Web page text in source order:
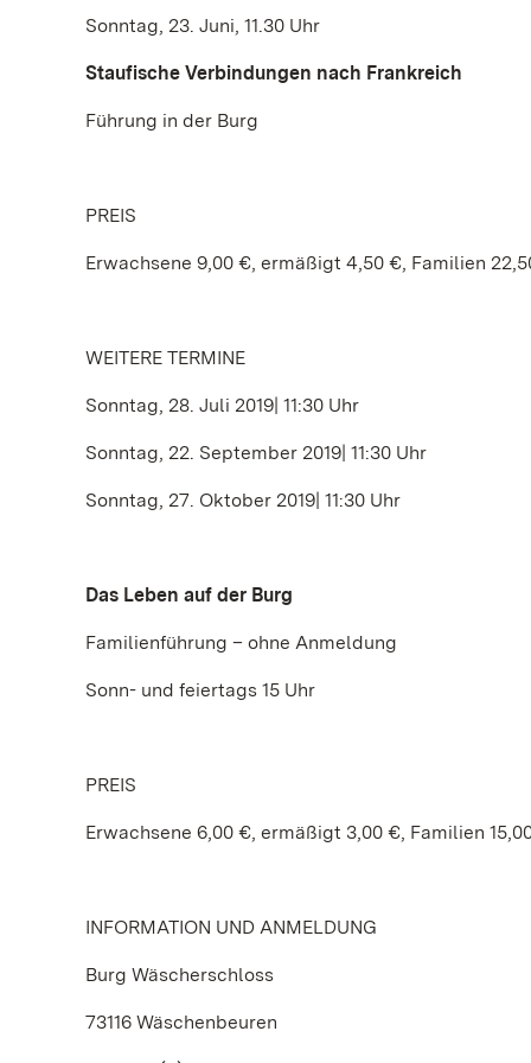
Sonntag, 23. Juni, 11.30 Uhr
Staufische Verbindungen nach Frankreich
Führung in der Burg
PREIS
Erwachsene 9,00 €, ermäßigt 4,50 €, Familien
WEITERE TERMINE
Sonntag, 28. Juli 2019| 11:30 Uhr
Sonntag, 22. September 2019| 11:30 Uhr
Sonntag, 27. Oktober 2019| 11:30 Uhr
Das Leben auf der Burg
Familienführung – ohne Anmeldung
Sonn- und feiertags 15 Uhr
PREIS
Erwachsene 6,00 €, ermäßigt 3,00 €, Familien
INFORMATION UND ANMELDUNG
Burg Wäscherschloss
73116 Wäschenbeuren